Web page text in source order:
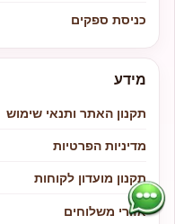
כניסת ספקים
מידע
תקנון האתר ותנאי שימוש
מדיניות הפרטיות
תקנון מועדון לקוחות
אזורי משלוחים